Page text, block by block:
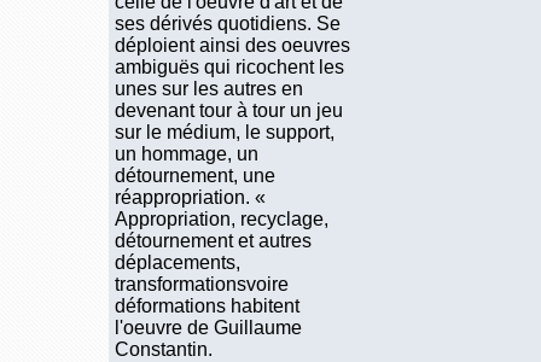
ses dérivés quotidiens. Se
déploient ainsi des oeuvres
ambiguës qui ricochent les
unes sur les autres en
devenant tour à tour un jeu
sur le médium, le support,
un hommage, un
détournement, une
réappropriation. «
Appropriation, recyclage,
détournement et autres
déplacements,
transformationsvoire
déformations habitent
l'oeuvre de Guillaume
Constantin.